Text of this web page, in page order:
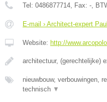
Tel: 0486877714, Fax: -,
E-mail › Architect-expert
Website: http://
architectuur, (gerechtelijke)
nieuwbouw, verbouwingen,
technisch ▼